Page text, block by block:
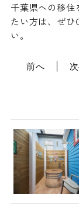
千葉県への移住
たい方は、ぜ
い。
前へ